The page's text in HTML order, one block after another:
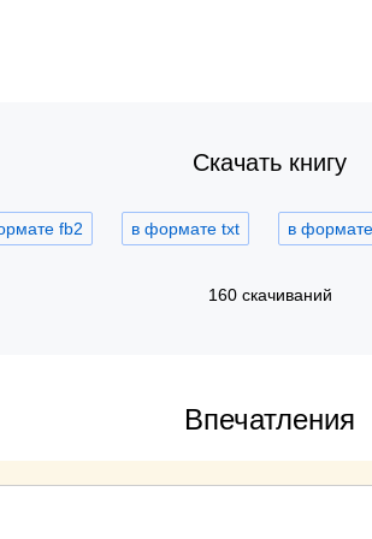
Скачать книгу
fb2 в формате txt в
160 скачиваний
Впечатления